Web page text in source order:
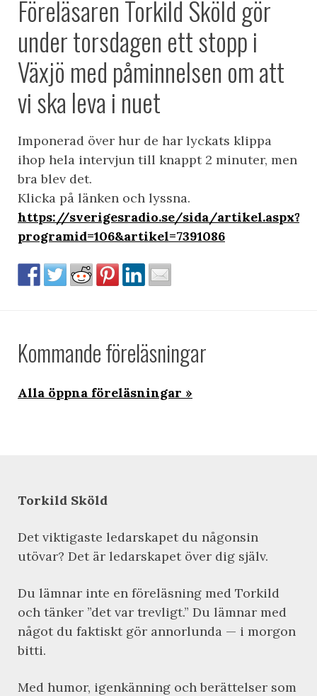
Föreläsaren Torkild Sköld gör
under torsdagen ett stopp i
Växjö med påminnelsen om att
vi ska leva i nuet
Imponerad över hur de har lyckats klippa
ihop hela intervjun till knappt 2 minuter, men
bra blev det.
Klicka på länken och lyssna.
https://sverigesradio.se/sida/artikel.aspx?
programid=106&artikel=7391086
Kommande föreläsningar
Alla öppna föreläsningar
Torkild Sköld
Det viktigaste ledarskapet du någonsin
utövar? Det är ledarskapet över dig själv.
Du lämnar inte en föreläsning med Torkild
och tänker ”det var trevligt.” Du lämnar med
något du faktiskt gör annorlunda — i morgon
bitti.
Med humor, igenkänning och berättelser som